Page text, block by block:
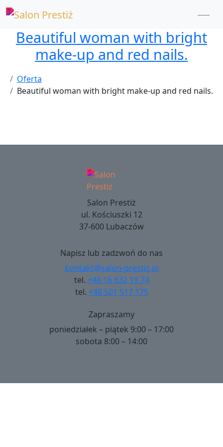
Beautiful woman with bright
make-up and red nails.
Oferta
Beautiful woman with bright make-up and red nails.
Salon Prestiż
ul. Kościuszki 12
37-600 Lubaczów
Napisz lub zadzwoń do nas
kontakt@salon-prestiz.pl
tel. +48 16 632 19 74
tel. +48 501 517 175
Zapraszamy
poniedziałek – piątek 9:00 – 17:00
sobota 8:00 – 14:00